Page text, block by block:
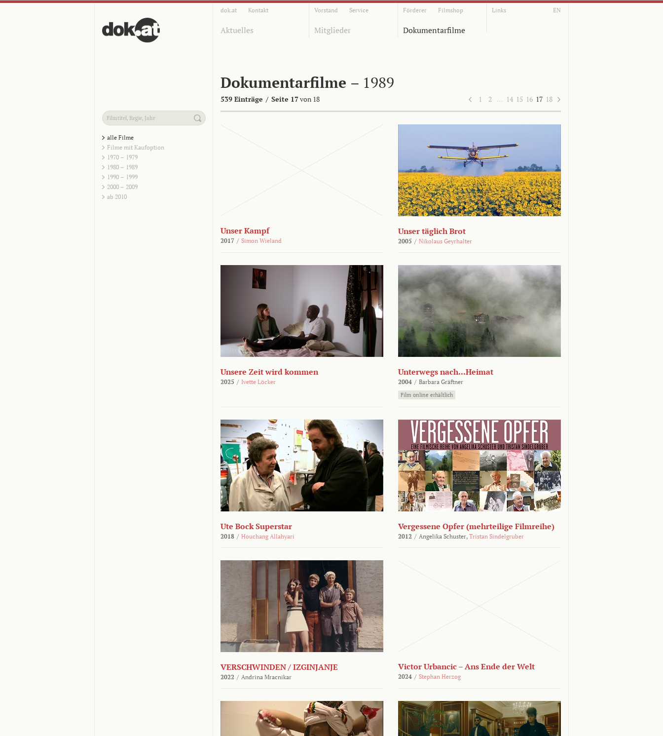
dok.at Kontakt Vorstand Service Förderer Filmshop Links EN
Aktuelles Mitglieder Dokumentarfilme
Dokumentarfilme – 1989
539 Einträge / Seite 17von 18 1 2 … 14 15 16 17 18
alle Filme
Filme mit Kaufoption
1970 – 1979
1980 – 1989
1990 – 1999
2000 – 2009
ab 2010
Unser Kampf
2017 / Simon Wieland
Unser täglich Brot
2005 / Nikolaus Geyrhalter
Unsere Zeit wird kommen
2025 / Ivette Löcker
Unterwegs nach...Heimat
2004 / Barbara Gräftner
Film online erhältlich
Ute Bock Superstar
2018 / Houchang Allahyari
Vergessene Opfer (mehrteilige Filmreihe)
2012 / Angelika Schuster, Tristan Sindelgruber
VERSCHWINDEN / IZGINJANJE
2022 / Andrina Mracnikar
Victor Urbancic – Ans Ende der Welt
2024 / Stephan Herzog